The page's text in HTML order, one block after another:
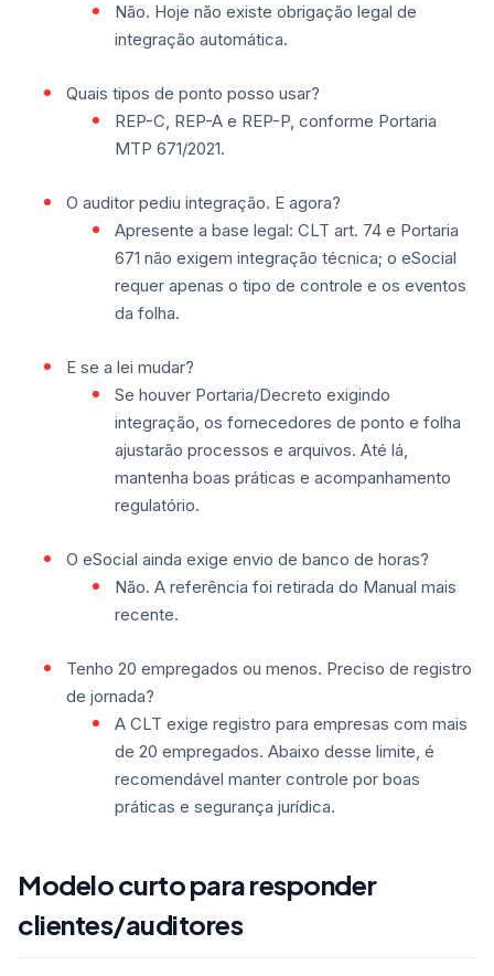
Não. Hoje não existe obrigação legal de
integração automática.
Quais tipos de ponto posso usar?
REP-C, REP-A e REP-P, conforme Portaria
MTP 671/2021.
O auditor pediu integração. E agora?
Apresente a base legal: CLT art. 74 e Portaria
671 não exigem integração técnica; o eSocial
requer apenas o tipo de controle e os eventos
da folha.
E se a lei mudar?
Se houver Portaria/Decreto exigindo
integração, os fornecedores de ponto e folha
ajustarão processos e arquivos. Até lá,
mantenha boas práticas e acompanhamento
regulatório.
O eSocial ainda exige envio de banco de horas?
Não. A referência foi retirada do Manual mais
recente.
Tenho 20 empregados ou menos. Preciso de registro
de jornada?
A CLT exige registro para empresas com mais
de 20 empregados. Abaixo desse limite, é
recomendável manter controle por boas
práticas e segurança jurídica.
Modelo curto para responder
clientes/auditores